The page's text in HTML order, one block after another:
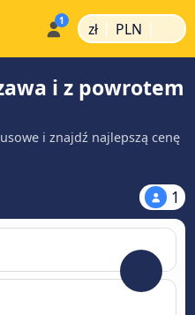
zł | PLN |
i z powrotem
i znajdź najlepszą cenę
1